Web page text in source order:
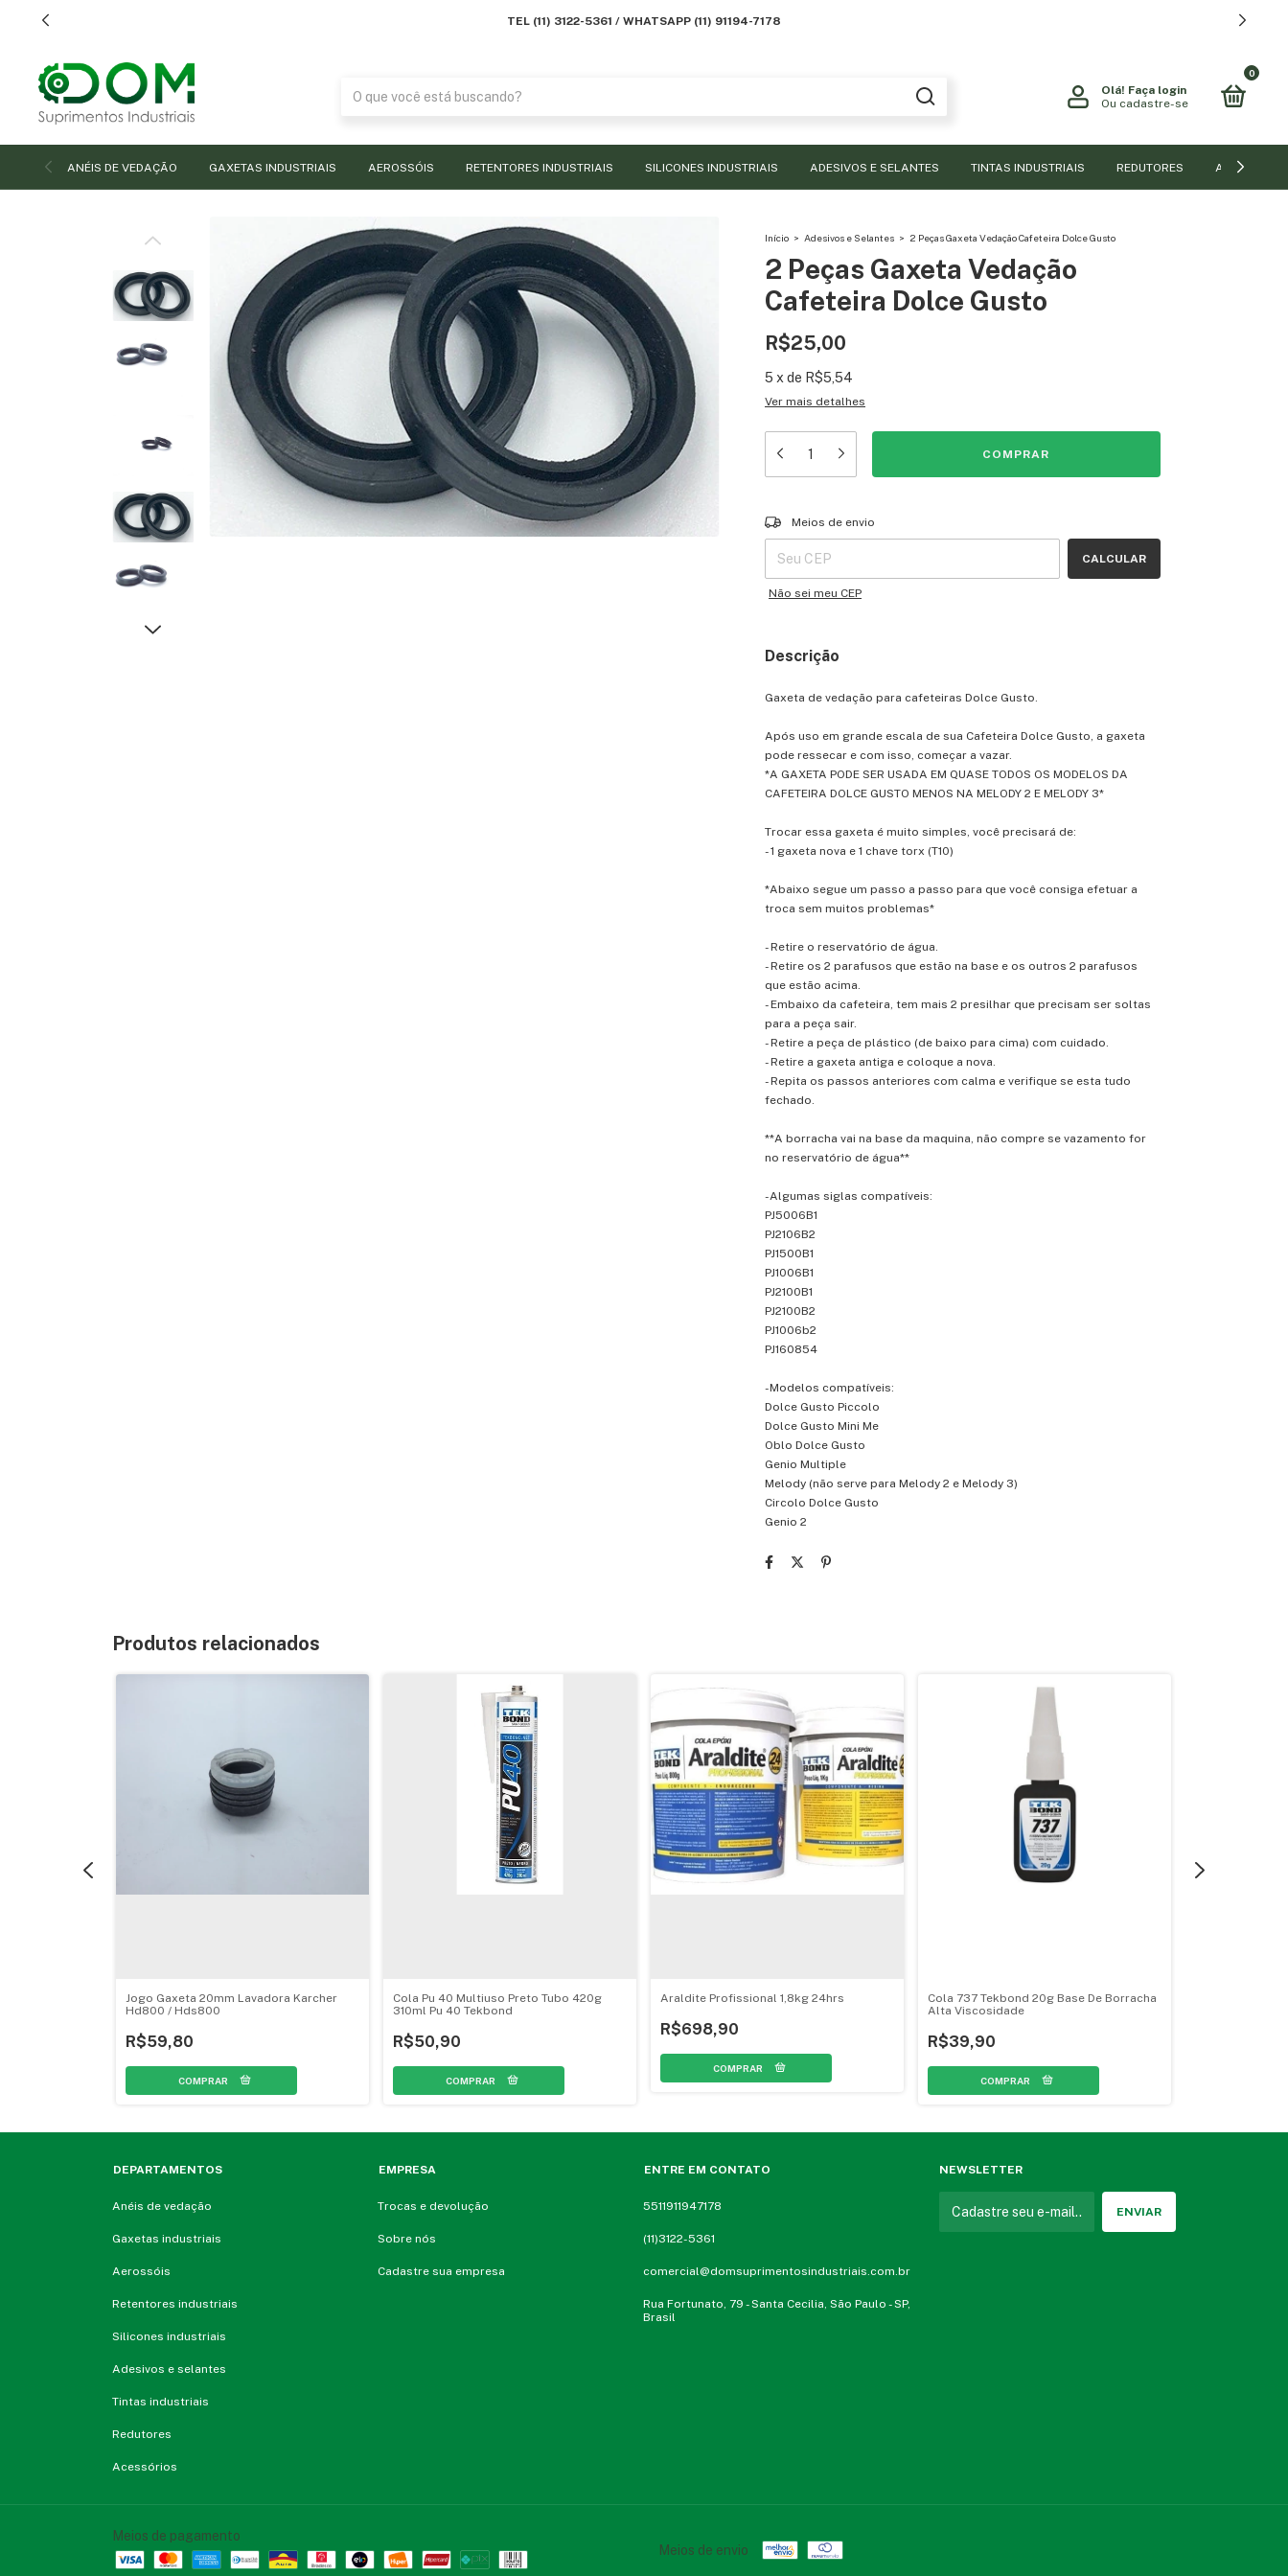
TEL (11) 3122-5361 / WHATSAPP (11) 91194-7178
Olá! Faça login
Ou cadastre-se
0
ANÉIS DE VEDAÇÃO GAXETAS INDUSTRIAIS AEROSSÓIS RETENTORES INDUSTRIAIS SILICONES INDUSTRIAIS ADESIVOS E SELANTES TINTAS INDUSTRIAIS REDUTORES ACESSÓRIOS
Início > Adesivos e Selantes > 2 Peças Gaxeta Vedação Cafeteira Dolce Gusto
2 Peças Gaxeta Vedação
Cafeteira Dolce Gusto
R$25,00
5 x de R$5,54
Ver mais detalhes
Entregas para o CEP:
Meios de envio
CALCULAR
Não sei meu CEP
Descrição
Gaxeta de vedação para cafeteiras Dolce Gusto.
Após uso em grande escala de sua Cafeteira Dolce Gusto, a gaxeta
pode ressecar e com isso, começar a vazar.
*A GAXETA PODE SER USADA EM QUASE TODOS OS MODELOS DA
CAFETEIRA DOLCE GUSTO MENOS NA MELODY 2 E MELODY 3*
Trocar essa gaxeta é muito simples, você precisará de:
- 1 gaxeta nova e 1 chave torx (T10)
*Abaixo segue um passo a passo para que você consiga efetuar a
troca sem muitos problemas*
- Retire o reservatório de água.
- Retire os 2 parafusos que estão na base e os outros 2 parafusos
que estão acima.
- Embaixo da cafeteira, tem mais 2 presilhar que precisam ser soltas
para a peça sair.
- Retire a peça de plástico (de baixo para cima) com cuidado.
- Retire a gaxeta antiga e coloque a nova.
- Repita os passos anteriores com calma e verifique se esta tudo
fechado.
**A borracha vai na base da maquina, não compre se vazamento for
no reservatório de água**
-Algumas siglas compatíveis:
PJ5006B1
PJ2106B2
PJ1500B1
PJ1006B1
PJ2100B1
PJ2100B2
PJ1006b2
PJ160854
-Modelos compatíveis:
Dolce Gusto Piccolo
Dolce Gusto Mini Me
Oblo Dolce Gusto
Genio Multiple
Melody (não serve para Melody 2 e Melody 3)
Circolo Dolce Gusto
Genio 2
Produtos relacionados
Jogo Gaxeta 20mm Lavadora Karcher
Hd800 / Hds800
R$59,80
Cola Pu 40 Multiuso Preto Tubo 420g
310ml Pu 40 Tekbond
R$50,90
Araldite Profissional 1,8kg 24hrs
R$698,90
Cola 737 Tekbond 20g Base De Borracha
Alta Viscosidade
R$39,90
DEPARTAMENTOS
Anéis de vedação
Gaxetas industriais
Aerossóis
Retentores industriais
Silicones industriais
Adesivos e selantes
Tintas industriais
Redutores
Acessórios
EMPRESA
Trocas e devolução
Sobre nós
Cadastre sua empresa
ENTRE EM CONTATO
5511911947178
(11)3122-5361
comercial@domsuprimentosindustriais.com.br
Rua Fortunato, 79 - Santa Cecilia, São Paulo - SP,
Brasil
NEWSLETTER
Meios de pagamento
Meios de envio